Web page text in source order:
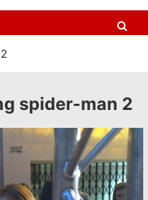
spider-man 2